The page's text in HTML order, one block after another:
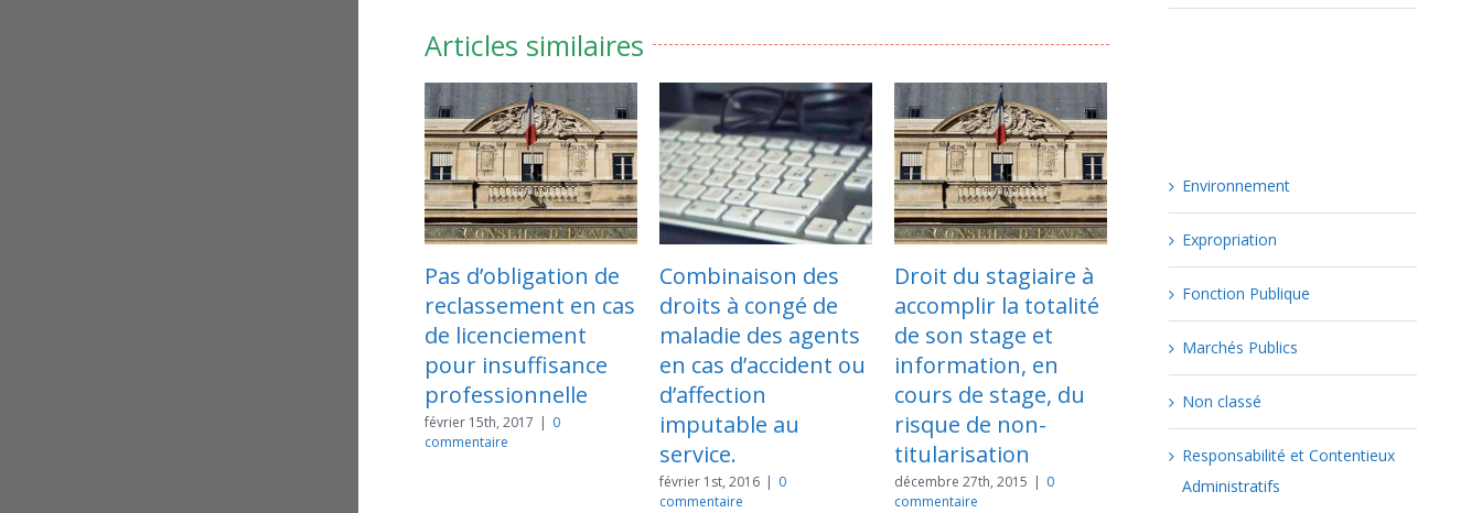
Articles similaires
reclassement en cas
Combinaison des
droits à congé de
maladie des agents
en cas d’accident ou
d’affection
imputable au
service.
Droit du stagiaire à
accomplir la totalité
de son stage et
information, en
cours de stage, du
risque de non-
titularisation
décembre 27th, 2015
commentaire
Quand la
modification des
clauses
substantielles du
contrat d’un agent
non-titulaire
constitue une faute.
septembre 10th, 2015
commentaire
Les obligations de la
collectivité
territoriale face à
à reprendre ses
fonctions sur un
poste adapté
août 17th, 2015 | 0 commentaire
Environnement
Expropriation
Fonction Publique
Marchés Publics
Non classé
Responsabilité et Contentieux
Administratifs